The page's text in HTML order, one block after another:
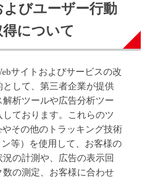
よびユーザー行動
について
サイトおよびサービスの改
として、第三者企業が提供
析ツールや広告分析ツー
しております。これらのツ
やその他のトラッキング技術
ン等）を使用して、お客様の
の計測や、広告の表示回
数の測定、お客様に合わせ